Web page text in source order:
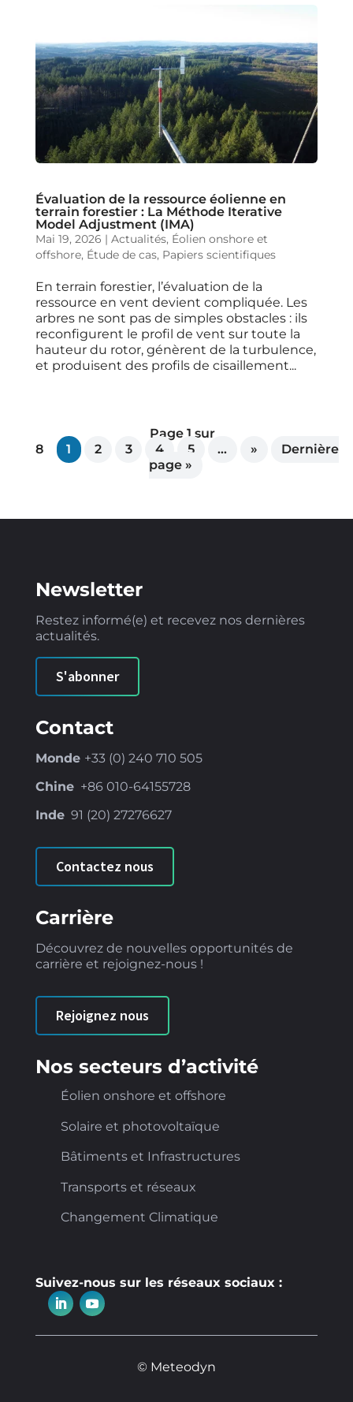
Évaluation de la ressource éolienne en
terrain forestier : La Méthode Iterative
Model Adjustment (IMA)
Mai 19, 2026 | Actualités, Éolien onshore et
offshore, Étude de cas, Papiers scientifiques
En terrain forestier, l’évaluation de la
ressource en vent devient compliquée. Les
arbres ne sont pas de simples obstacles : ils
reconfigurent le profil de vent sur toute la
hauteur du rotor, génèrent de la turbulence,
et produisent des profils de cisaillement...
Page 1 sur
8
1 2 3 4 5 … »
Dernière
page »
Newsletter
Restez informé(e) et recevez nos dernières
actualités.
S'abonner
Contact
Monde +33 (0) 240 710 505
Chine+86 010-64155728
Inde 91 (20) 27276627
Contactez nous
Carrière
Découvrez de nouvelles opportunités de
carrière et rejoignez-nous !
Rejoignez nous
Nos secteurs d’activité
Éolien onshore et offshore
Solaire et photovoltaïque
Bâtiments et Infrastructures
Transports et réseaux
Changement Climatique
Suivez-nous sur les réseaux sociaux :
© Meteodyn